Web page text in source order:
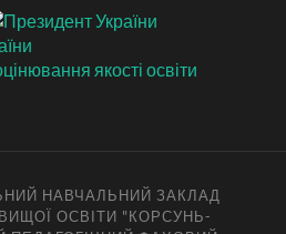
НАВЧАЛЬНИЙ ЗАКЛАД
ОСВІТИ "КОРСУНЬ-